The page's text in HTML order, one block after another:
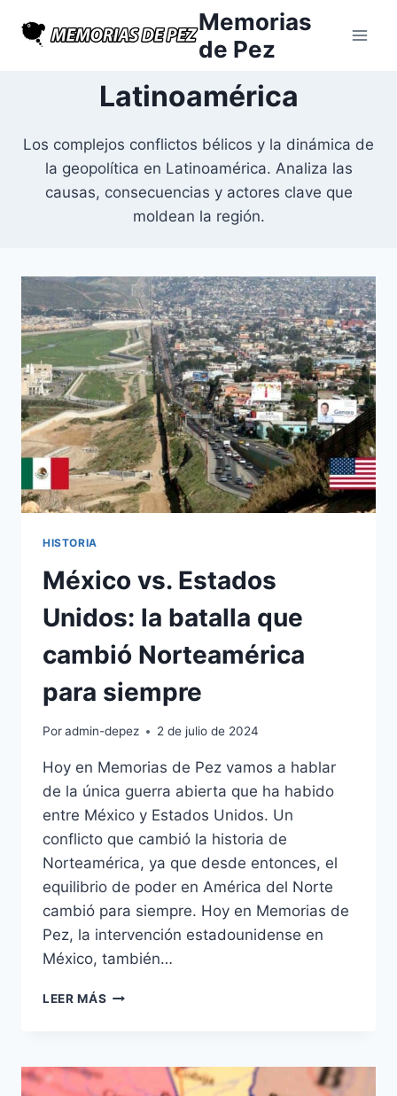
Memorias
de Pez
Latinoamérica
Los complejos conflictos bélicos y la dinámica de
la geopolítica en Latinoamérica. Analiza las
causas, consecuencias y actores clave que
moldean la región.
HISTORIA
México vs. Estados
Unidos: la batalla que
cambió Norteamérica
para siempre
Poradmin-depez 2 de julio de 2024
Hoy en Memorias de Pez vamos a hablar
de la única guerra abierta que ha habido
entre México y Estados Unidos. Un
conflicto que cambió la historia de
Norteamérica, ya que desde entonces, el
equilibrio de poder en América del Norte
cambió para siempre. Hoy en Memorias de
Pez, la intervención estadounidense en
México, también…
LEER MÁS MÉXICO
LA
BATALLA